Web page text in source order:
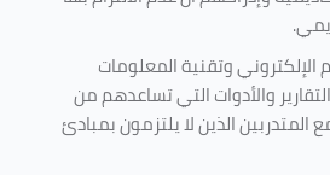
الإلكتروني وتقنية المعلومات
والأدوات التي تساعدهم من
المتدربين الذين لا يلتزمون بمبادئ